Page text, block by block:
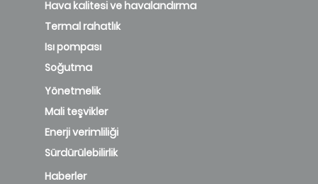
Hava kalitesi ve havalandırma
Termal rahatlık
Isı pompası
Soğutma
Yönetmelik
Mali teşvikler
Enerji verimliliği
Sürdürülebilirlik
Haberler